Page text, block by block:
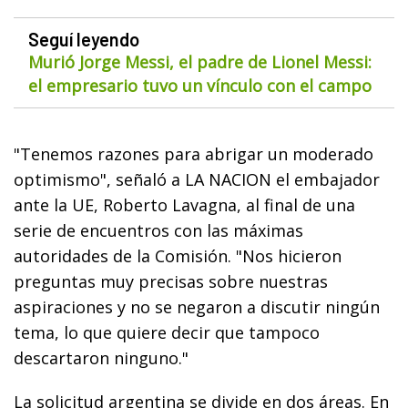
Seguí leyendo
Murió Jorge Messi, el padre de Lionel Messi:
el empresario tuvo un vínculo con el campo
"Tenemos razones para abrigar un moderado
optimismo", señaló a LA NACION el embajador
ante la UE, Roberto Lavagna, al final de una
serie de encuentros con las máximas
autoridades de la Comisión. "Nos hicieron
preguntas muy precisas sobre nuestras
aspiraciones y no se negaron a discutir ningún
tema, lo que quiere decir que tampoco
descartaron ninguno."
La solicitud argentina se divide en dos áreas. En